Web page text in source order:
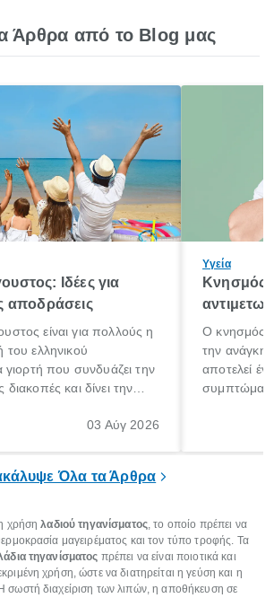
Άρθρα από το Blog μας
Ιδέες για
αποδράσεις
είναι για πολλούς η
του ελληνικού
γιορτή που συνδυάζει την
και δίνει την
για λίγες μέρες03 Αύγ 2026
Υγεία
Κνησμός:
Ο κνησμός
την ανάγκη
αποτελεί
Όλα τα Άρθρα
η χρήσηλαδιού τηγανίσματος, το οποίο πρέπει να
μαγειρέματος και τον τύπο τροφής. Τα
τηγανίσματος πρέπει να είναι ποιοτικά και
χρήση, ώστε να διατηρείται η γεύση και η
σωστή διαχείριση των λιπών, η αποθήκευση σε